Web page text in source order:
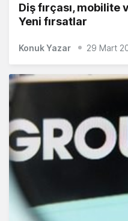
Diş fırçası, mobilite
Yeni fırsatlar
Konuk Yazar 29 Mart